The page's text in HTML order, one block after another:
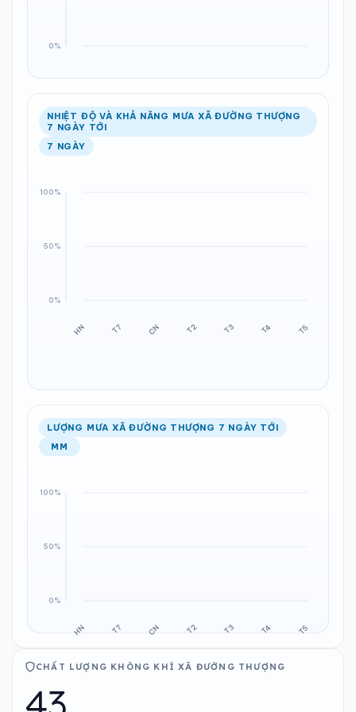
NHIỆT ĐỘ VÀ KHẢ NĂNG MƯA XÃ ĐƯỜNG THƯỢNG
7 NGÀY TỚI
7 NGÀY
LƯỢNG MƯA XÃ ĐƯỜNG THƯỢNG 7 NGÀY TỚI
MM
CHẤT LƯỢNG KHÔNG KHÍ XÃ ĐƯỜNG THƯỢNG